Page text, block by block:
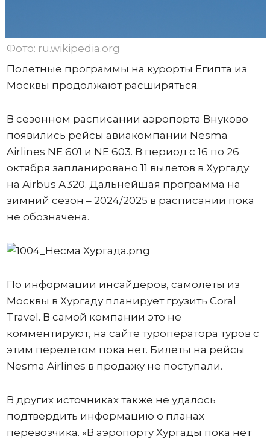
Фото: ru.wikipedia.org
Полетные программы на курорты Египта из
Москвы продолжают расширяться.
В сезонном расписании аэропорта Внуково
появились рейсы авиакомпании Nesma
Airlines NE 601 и NE 603. В период с 16 по 26
октября запланировано 11 вылетов в Хургаду
на Airbus А320. Дальнейшая программа на
зимний сезон – 2024/2025 в расписании пока
не обозначена.
По информации инсайдеров, самолеты из
Москвы в Хургаду планирует грузить Coral
Travel. В самой компании это не
комментируют, на сайте туроператора туров с
этим перелетом пока нет. Билеты на рейсы
Nesma Airlines в продажу не поступали.
В других источниках также не удалось
подтвердить информацию о планах
перевозчика. «В аэропорту Хургады пока нет